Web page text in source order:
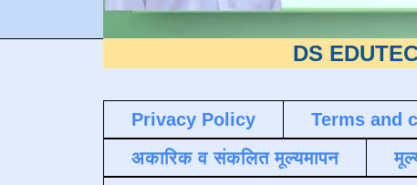
DS EDUTECH या
Privacy Policy Terms and
अकारिक व संकलित मूल्यमापन